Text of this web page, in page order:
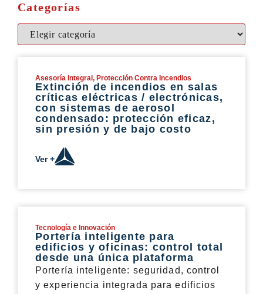
Asesoría Integral , Protección Contra Incendios
Extinción de incendios en salas
críticas eléctricas / electrónicas,
con sistemas de aerosol
condensado: protección eficaz,
sin presión y de bajo costo
Ver +
Tecnología e Innovación
Portería inteligente para
edificios y oficinas: control total
desde una única plataforma
Portería inteligente: seguridad, control
y experiencia integrada para edificios
Categorías